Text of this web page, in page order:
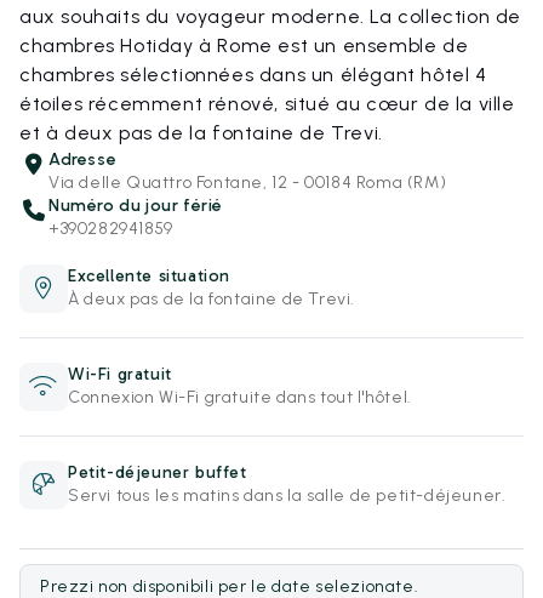
aux souhaits du voyageur moderne. La collection de
chambres Hotiday à Rome est un ensemble de
chambres sélectionnées dans un élégant hôtel 4
étoiles récemment rénové, situé au cœur de la ville
et à deux pas de la fontaine de Trevi.
Adresse
Via delle Quattro Fontane, 12 - 00184 Roma (RM)
Numéro du jour férié
+390282941859
Excellente situation
À deux pas de la fontaine de Trevi.
Wi-Fi gratuit
Connexion Wi-Fi gratuite dans tout l'hôtel.
Petit-déjeuner buffet
Servi tous les matins dans la salle de petit-déjeuner.
Prezzi non disponibili per le date selezionate.